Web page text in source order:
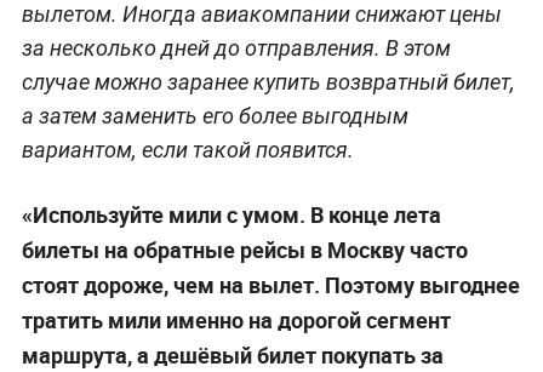
вылетом. Иногда авиакомпании снижают цены
за несколько дней до отправления. В этом
случае можно заранее купить возвратный билет,
а затем заменить его более выгодным
вариантом, если такой появится.
«Используйте мили с умом. В конце лета
билеты на обратные рейсы в Москву часто
стоят дороже, чем на вылет. Поэтому выгоднее
тратить мили именно на дорогой сегмент
маршрута, а дешёвый билет покупать за